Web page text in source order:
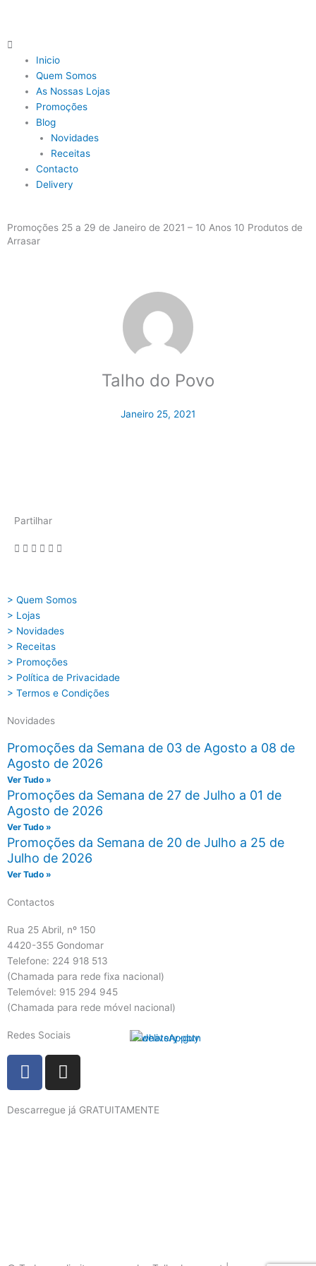
Main
Menu
Inicio
Quem Somos
As Nossas Lojas
Promoções
Blog
Novidades
Receitas
Contacto
Delivery
Promoções 25 a 29 de Janeiro de 2021 – 10 Anos 10 Produtos de
Arrasar
Talho do Povo
Janeiro 25, 2021
Partilhar
> Quem Somos
> Lojas
> Novidades
> Receitas
> Promoções
> Política de Privacidade
> Termos e Condições
Novidades
Promoções da Semana de 03 de Agosto a 08 de
Agosto de 2026
Ver Tudo »
Promoções da Semana de 27 de Julho a 01 de
Agosto de 2026
Ver Tudo »
Promoções da Semana de 20 de Julho a 25 de
Julho de 2026
Ver Tudo »
Contactos
Rua 25 Abril, nº 150
4420-355 Gondomar
Telefone: 224 918 513
(Chamada para rede fixa nacional)
Telemóvel: 915 294 945
(Chamada para rede móvel nacional)
Redes Sociais
F
a
e
I
n
t
Descarregue já GRATUITAMENTE